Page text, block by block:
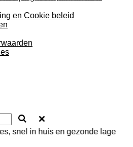
en Cookie beleid
snel in huis en gezonde lage